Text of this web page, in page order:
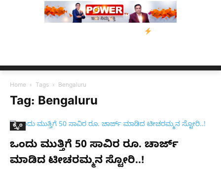
ನ್ಯೂಸ್ ಕಾರ್ಪ್‌ಗೆ ಎಐಯಿಂದ
Home Tags Bengaluru
Tag: Bengaluru
ಕ್ರೈಂ
ಒಂದು ಮುತ್ತಿಗೆ 50 ಸಾವಿರ ರೂ. ಚಾರ್ಜ್
ಮಾಡಿದ ಟೀಚರಮ್ಮನ ಸ್ಟೋರಿ..!